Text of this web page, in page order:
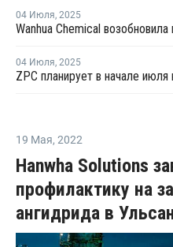
04 Июля, 2025
04 Июля, 2025
ZPC планирует в начале июля
19 Мая, 2022
Hanwha Solutions
профилактику на
ангидрида в